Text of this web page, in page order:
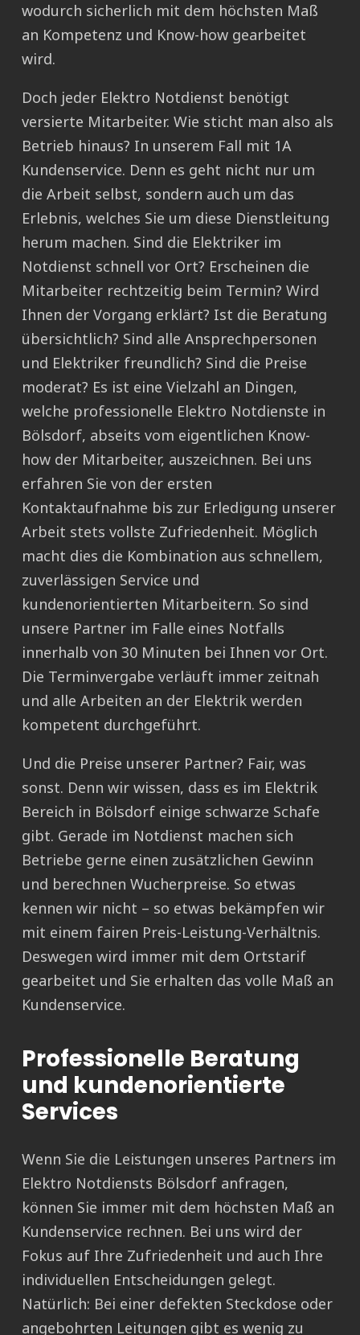
wodurch sicherlich mit dem höchsten Maß
an Kompetenz und Know-how gearbeitet
wird.
Doch jeder Elektro Notdienst benötigt
versierte Mitarbeiter. Wie sticht man also als
Betrieb hinaus? In unserem Fall mit 1A
Kundenservice. Denn es geht nicht nur um
die Arbeit selbst, sondern auch um das
Erlebnis, welches Sie um diese Dienstleitung
herum machen. Sind die Elektriker im
Notdienst schnell vor Ort? Erscheinen die
Mitarbeiter rechtzeitig beim Termin? Wird
Ihnen der Vorgang erklärt? Ist die Beratung
übersichtlich? Sind alle Ansprechpersonen
und Elektriker freundlich? Sind die Preise
moderat? Es ist eine Vielzahl an Dingen,
welche professionelle Elektro Notdienste in
Bölsdorf, abseits vom eigentlichen Know-
how der Mitarbeiter, auszeichnen. Bei uns
erfahren Sie von der ersten
Kontaktaufnahme bis zur Erledigung unserer
Arbeit stets vollste Zufriedenheit. Möglich
macht dies die Kombination aus schnellem,
zuverlässigen Service und
kundenorientierten Mitarbeitern. So sind
unsere Partner im Falle eines Notfalls
innerhalb von 30 Minuten bei Ihnen vor Ort.
Die Terminvergabe verläuft immer zeitnah
und alle Arbeiten an der Elektrik werden
kompetent durchgeführt.
Und die Preise unserer Partner? Fair, was
sonst. Denn wir wissen, dass es im Elektrik
Bereich in Bölsdorf einige schwarze Schafe
gibt. Gerade im Notdienst machen sich
Betriebe gerne einen zusätzlichen Gewinn
und berechnen Wucherpreise. So etwas
kennen wir nicht – so etwas bekämpfen wir
mit einem fairen Preis-Leistung-Verhältnis.
Deswegen wird immer mit dem Ortstarif
gearbeitet und Sie erhalten das volle Maß an
Kundenservice.
Professionelle Beratung
und kundenorientierte
Services
Wenn Sie die Leistungen unseres Partners im
Elektro Notdiensts Bölsdorf anfragen,
können Sie immer mit dem höchsten Maß an
Kundenservice rechnen. Bei uns wird der
Fokus auf Ihre Zufriedenheit und auch Ihre
individuellen Entscheidungen gelegt.
Natürlich: Bei einer defekten Steckdose oder
angebohrten Leitungen gibt es wenig zu